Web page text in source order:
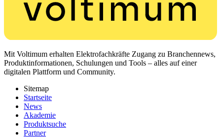
Mit Voltimum erhalten Elektrofachkräfte Zugang zu Branchennews,
Produktinformationen, Schulungen und Tools – alles auf einer
digitalen Plattform und Community.
Sitemap
Startseite
News
Akademie
Produktsuche
Partner